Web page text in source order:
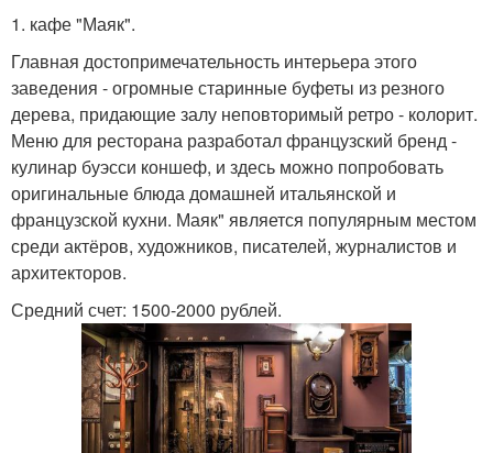
1. кафе "Маяк".
Главная достопримечательность интерьера этого
заведения - огромные старинные буфеты из резного
дерева, придающие залу неповторимый ретро - колорит.
Меню для ресторана разработал французский бренд -
кулинар буэсси коншеф, и здесь можно попробовать
оригинальные блюда домашней итальянской и
французской кухни. Маяк" является популярным местом
среди актёров, художников, писателей, журналистов и
архитекторов.
Средний счет: 1500-2000 рублей.